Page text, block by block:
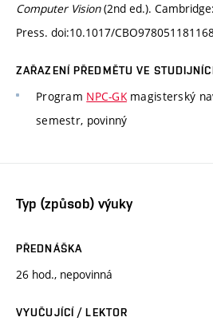
Computer Vision(2nd ed.).
Press. doi:10.1017/
ZAŘAZENÍ PŘEDMĚTU VE
Program NPC-GKmagisterský
semestr, povinný
Typ (způsob) výuky
PŘEDNÁŠKA
26 hod., nepovinná
VYUČUJÍCÍ / LEKTOR